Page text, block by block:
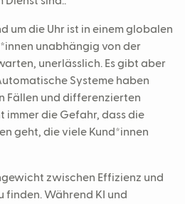
um die Uhr ist in einem globalen
unabhängig von der
unerlässlich. Es gibt aber
Systeme haben
Fällen und differenzierten
immer die Gefahr, dass die
geht, die viele Kund*innen
zwischen Effizienz und
finden. Während KI und